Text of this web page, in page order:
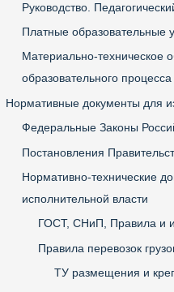
Руководство.
Платные образовательные
Материально-техническое
образовательного процесса
Нормативные документы для
Федеральные Законы
Постановления
Нормативно-технические
исполнительной власти
ГОСТ, СНиП, Правила и
Правила перевозок
ТУ размещения и